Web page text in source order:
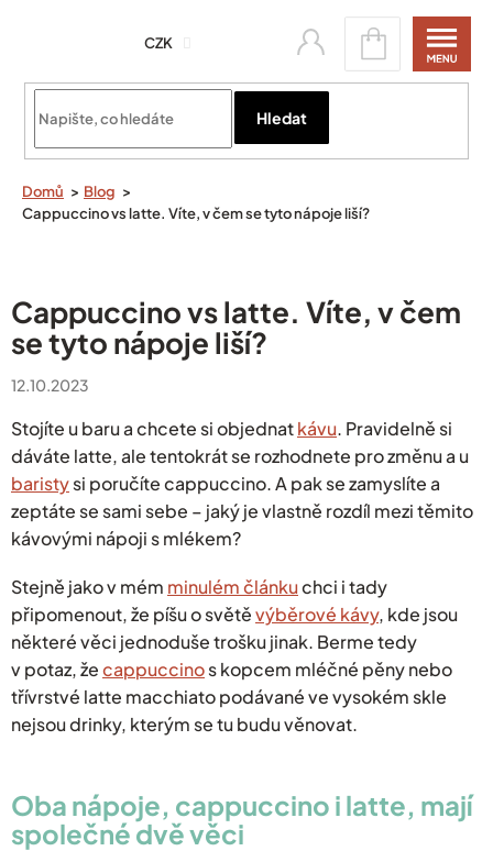
CZK
Hledat
Nákupní
košík
Domů
Blog
Cappuccino vs latte. Víte, v čem se tyto nápoje liší?
Cappuccino vs latte. Víte, v čem
se tyto nápoje liší?
12.10.2023
Stojíte u baru a chcete si objednatkávu. Pravidelně si
dáváte latte, ale tentokrát se rozhodnete pro změnu a u
baristysi poručíte cappuccino. A pak se zamyslíte a
zeptáte se sami sebe – jaký je vlastně rozdíl mezi těmito
kávovými nápoji s mlékem?
Stejně jako v mém minulém článkuchci i tady
připomenout, že píšu o světěvýběrové kávy, kde jsou
některé věci jednoduše trošku jinak. Berme tedy
v potaz, žecappuccinos kopcem mléčné pěny nebo
třívrstvé latte macchiato podávané ve vysokém skle
nejsou drinky, kterým se tu budu věnovat.
Oba nápoje, cappuccino i latte, mají
společné dvě věci